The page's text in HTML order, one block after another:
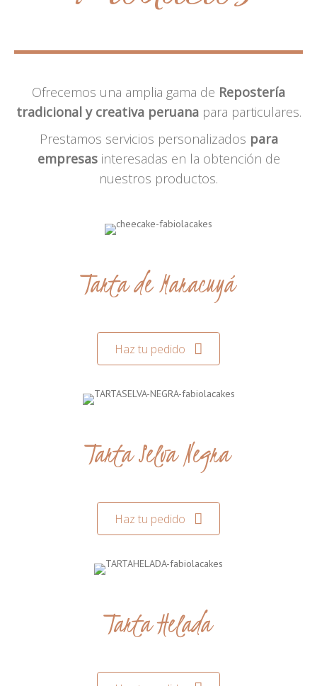
Ofrecemos una amplia gama de Repostería
tradicional y creativa peruanapara particulares.
Prestamos servicios personalizados para
empresasinteresadas en la obtención de
nuestros productos.
Tarta de Maracuyá
Haz tu pedido
Tarta Selva Negra
Haz tu pedido
Tarta Helada